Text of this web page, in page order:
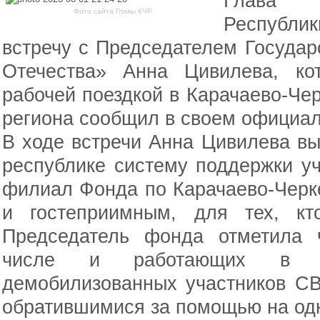
Фото сайта Главы КЧР
встречу с Председателем
Отечества» Анна Цивилева,
рабочей поездкой в Карачаево-
региона сообщил в своем
В ходе встречи Анна Цивилева
республике систему поддержки
филиал Фонда по Карачаево-
и гостеприимным, для тех,
Председатель фонда отметила
числе и работающих в
демобилизованных участников
обратившимися за помощью на